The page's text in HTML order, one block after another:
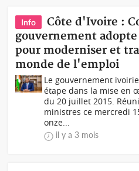
Info
Côte d'Ivoire :
gouvernement adopte
pour moderniser et
monde de l'emploi
Le gouvernement
étape dans la mise en
du 20 juillet 2015.
ministres ce mercredi
onze...
il y a 3 mois